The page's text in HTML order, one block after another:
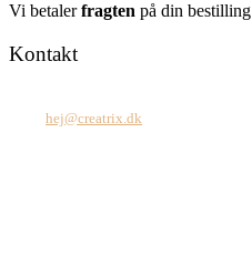
Vi betalerfragten på din bestilling
Kontakt
hej@creatrix.dk